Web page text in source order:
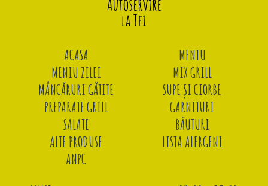
ACASA
MENIU
MENIU ZILEI
MIX GRILL
MÂNCĂRURI GĂTITE
SUPE ȘI CIORBE
PREPARATE GRILL
GARNITURI
SALATE
BĂUTURI
ALTE PRODUSE
LISTA ALERGENI
ANPC